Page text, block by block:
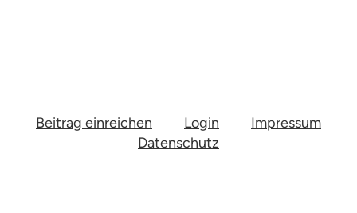
Beitrag einreichen Login
Impressum
Datenschutz